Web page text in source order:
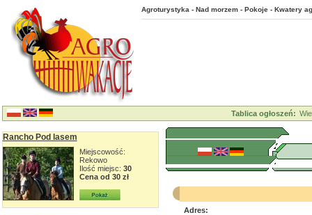
Agroturystyka - Nad morzem - Pokoje - Kwatery
Tablica ogłoszeń:
Rancho Pod lasem
Miejscowość:
Rekowo
Ilość miejsc: 30
Cena od 30 zł
Adres: